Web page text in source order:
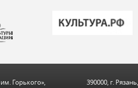
Горького»,
390000, г. Рязань,